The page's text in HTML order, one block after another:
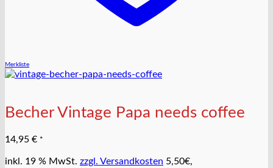
Merkliste
Becher Vintage Papa needs coffee
14,95 € *
inkl. 19 % MwSt. zzgl. Versandkosten 5,50€,